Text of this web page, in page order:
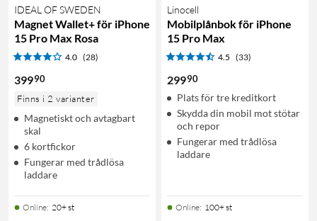
IDEAL OF SWEDEN
Magnet Wallet+ för iPhone
15 Pro Max Rosa
4.0 (28)
39990
Finns i 2 varianter
Magnetiskt och avtagbart
skal
6 kortfickor
Fungerar med trådlösa
laddare
Online: 20+ st
Linocell
Mobilplånbok för iPhone
15 Pro Max
4.5 (33)
29990
Plats för tre kreditkort
Skydda din mobil mot stötar
och repor
Fungerar med trådlösa
laddare
Online: 100+ st